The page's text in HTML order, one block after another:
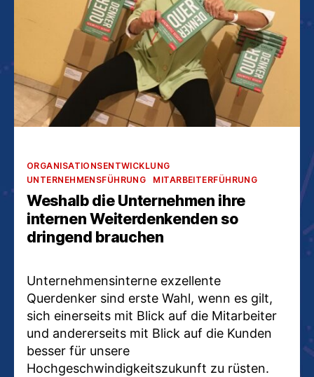
Kategorien
ORGANISATIONSENTWICKLUNG
UNTERNEHMENSFÜHRUNG
MITARBEITERFÜHRUNG
Weshalb die Unternehmen ihre
internen Weiterdenkenden so
dringend brauchen
Unternehmensinterne exzellente
Querdenker sind erste Wahl, wenn es gilt,
sich einerseits mit Blick auf die Mitarbeiter
und andererseits mit Blick auf die Kunden
besser für unsere
Hochgeschwindigkeitszukunft zu rüsten.